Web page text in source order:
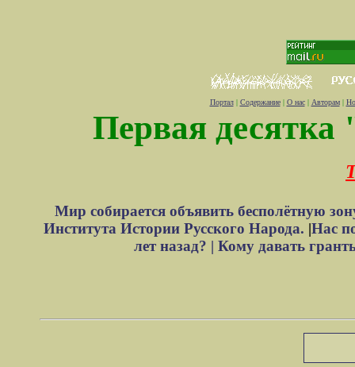
Портал| Содержание| О нас| Авторам|
Первая десятка
Мир собирается объявить бесполётную
Института Истории Русского Народа. |Нас
лет назад? | Кому давать